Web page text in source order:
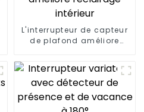
L'interrupteur de capteur
de plafond améliore